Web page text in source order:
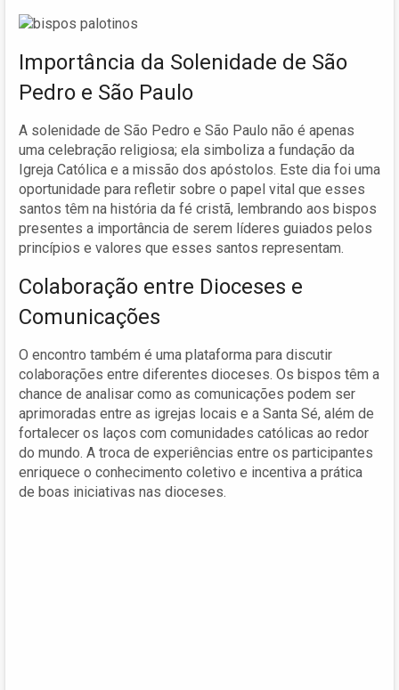
Importância da Solenidade de São
Pedro e São Paulo
A solenidade de São Pedro e São Paulo não é apenas
uma celebração religiosa; ela simboliza a fundação da
Igreja Católica e a missão dos apóstolos. Este dia foi uma
oportunidade para refletir sobre o papel vital que esses
santos têm na história da fé cristã, lembrando aos bispos
presentes a importância de serem líderes guiados pelos
princípios e valores que esses santos representam.
Colaboração entre Dioceses e
Comunicações
O encontro também é uma plataforma para discutir
colaborações entre diferentes dioceses. Os bispos têm a
chance de analisar como as comunicações podem ser
aprimoradas entre as igrejas locais e a Santa Sé, além de
fortalecer os laços com comunidades católicas ao redor
do mundo. A troca de experiências entre os participantes
enriquece o conhecimento coletivo e incentiva a prática
de boas iniciativas nas dioceses.